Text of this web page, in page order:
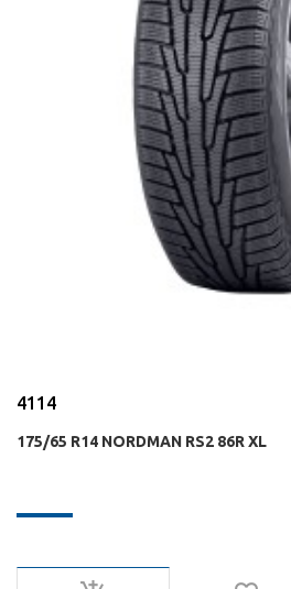
4114
175/65 R14 NORDMAN RS2 86R XL